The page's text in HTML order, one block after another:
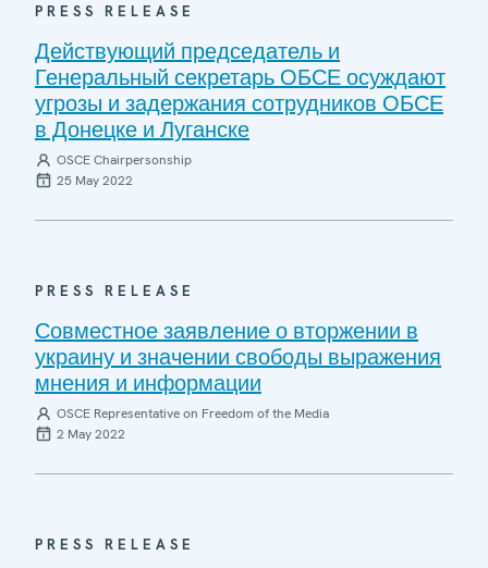
PRESS RELEASE
Действующий председатель и
Генеральный секретарь ОБСЕ осуждают
угрозы и задержания сотрудников ОБСЕ
в Донецке и Луганске
OSCE Chairpersonship
25 May 2022
PRESS RELEASE
Совместное заявление о вторжении в
украину и значении свободы выражения
мнения и информации
OSCE Representative on Freedom of the Media
2 May 2022
PRESS RELEASE